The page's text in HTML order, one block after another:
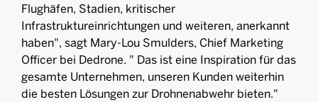
Flughäfen, Stadien, kritischer
Infrastruktureinrichtungen und weiteren, anerkannt
haben", sagt Mary-Lou Smulders, Chief Marketing
Officer bei Dedrone. " Das ist eine Inspiration für das
gesamte Unternehmen, unseren Kunden weiterhin
die besten Lösungen zur Drohnenabwehr bieten."